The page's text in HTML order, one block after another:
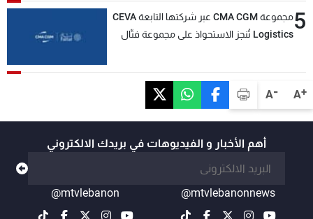
A+
A-
5
مجموعة CMA CGM عبر شركتها التابعة CEVA
Logistics تُنجز الاستحواذ على مجموعة فتّال
أهم الأخبار و الفيديوهات في بريدك الالكتروني
@mtvlebanonnews
@mtvlebanon